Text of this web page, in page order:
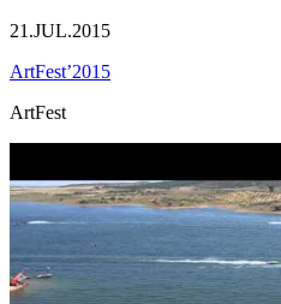
21.JUL.2015
ArtFest’2015
ArtFest